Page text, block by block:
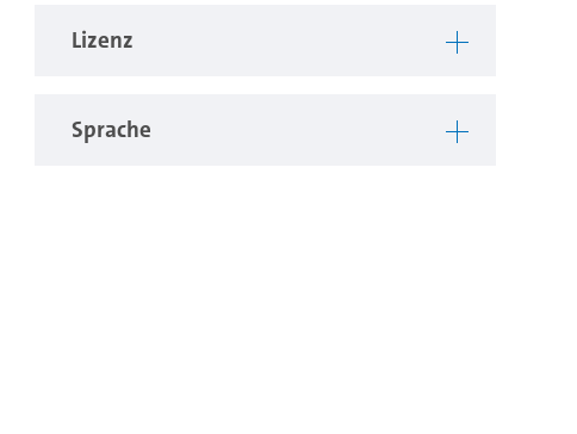
Lizenz
Sprache